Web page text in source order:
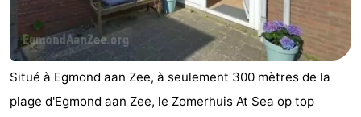
Kennermerland
Haarlem
Zandvoort
Hollande-
Méridionale
-
Situé à Egmond aan Zee, à seulement 300 mètres de la
plage d'Egmond aan Zee, le Zomerhuis At Sea op top